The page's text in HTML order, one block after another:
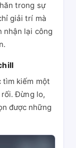
trong sự
giải trí mà
nhận lại công
tìm kiếm một
Đừng lo,
được những